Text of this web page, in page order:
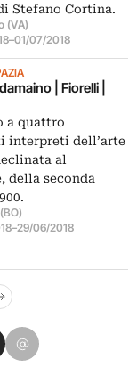
Stefano Cortina.
(VA)
–01/07/2018
| Fiorelli |
a quattro
interpreti dell’arte
al
della seconda
–29/06/2018
Pinterest
su WhatsApp
Condividi su Email